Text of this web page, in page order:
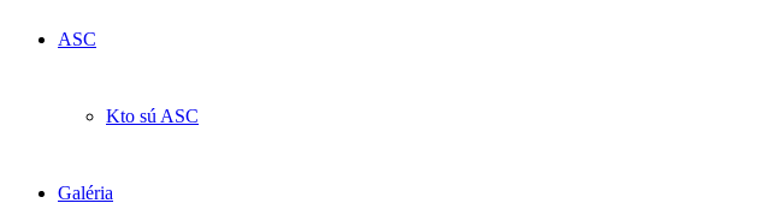
ASC
Kto sú ASC
Galéria